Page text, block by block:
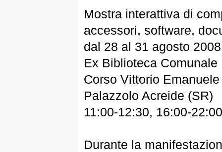
Mostra interattiva di
accessori, software,
dal 28 al 31 agosto 2008
Ex Biblioteca Comunale
Corso Vittorio
Palazzolo Acreide (SR)
11:00-12:30, 16:00-22:00
Durante la